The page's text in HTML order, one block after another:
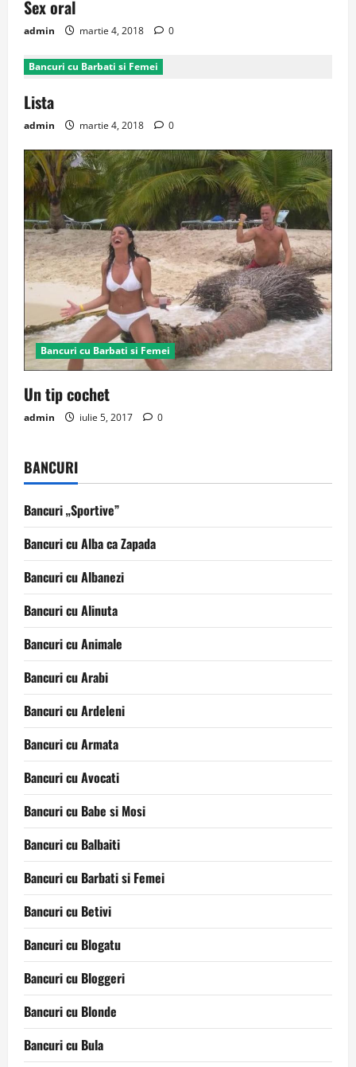
Sex oral
admin martie 4, 2018 0
Bancuri cu Barbati si Femei
Lista
admin martie 4, 2018 0
Bancuri cu Barbati si Femei
Un tip cochet
admin iulie 5, 2017 0
BANCURI
Bancuri „Sportive”
Bancuri cu Alba ca Zapada
Bancuri cu Albanezi
Bancuri cu Alinuta
Bancuri cu Animale
Bancuri cu Arabi
Bancuri cu Ardeleni
Bancuri cu Armata
Bancuri cu Avocati
Bancuri cu Babe si Mosi
Bancuri cu Balbaiti
Bancuri cu Barbati si Femei
Bancuri cu Betivi
Bancuri cu Blogatu
Bancuri cu Bloggeri
Bancuri cu Blonde
Bancuri cu Bula